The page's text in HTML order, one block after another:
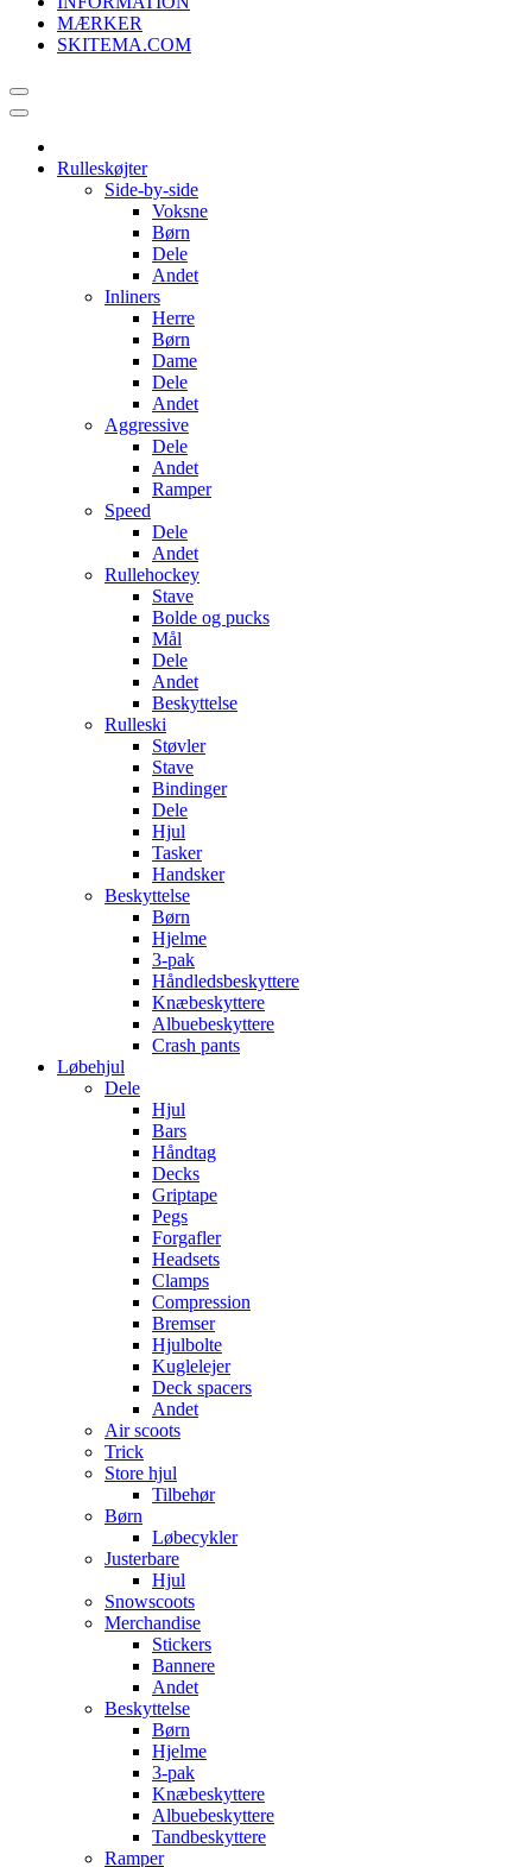
MÆRKER
SKITEMA.COM
Rulleskøjter
Side-by-side
Voksne
Børn
Dele
Andet
Inliners
Herre
Børn
Dame
Dele
Andet
Aggressive
Dele
Andet
Ramper
Speed
Dele
Andet
Rullehockey
Stave
Bolde og pucks
Mål
Dele
Andet
Beskyttelse
Rulleski
Støvler
Stave
Bindinger
Dele
Hjul
Tasker
Handsker
Beskyttelse
Børn
Hjelme
3-pak
Håndledsbeskyttere
Knæbeskyttere
Albuebeskyttere
Crash pants
Løbehjul
Dele
Hjul
Bars
Håndtag
Decks
Griptape
Pegs
Forgafler
Headsets
Clamps
Compression
Bremser
Hjulbolte
Kuglelejer
Deck spacers
Andet
Air scoots
Trick
Store hjul
Tilbehør
Børn
Løbecykler
Justerbare
Hjul
Snowscoots
Merchandise
Stickers
Bannere
Andet
Beskyttelse
Børn
Hjelme
3-pak
Knæbeskyttere
Albuebeskyttere
Tandbeskyttere
Ramper